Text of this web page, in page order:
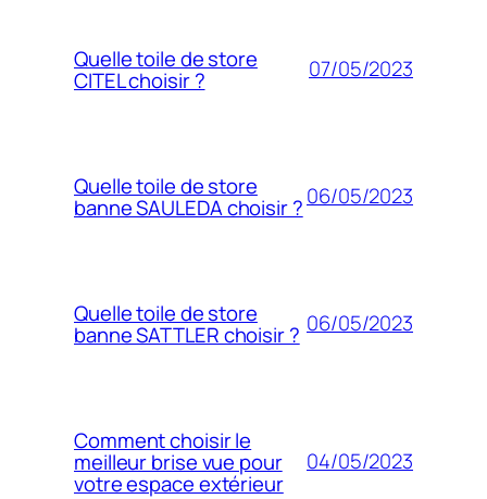
Quelle toile de store
CITEL choisir ? 07/05/2023
Quelle toile de store
banne SAULEDA choisir ?06/05/2023
Quelle toile de store
banne SATTLER choisir ? 06/05/2023
Comment choisir le
meilleur brise vue pour
votre espace extérieur
04/05/2023